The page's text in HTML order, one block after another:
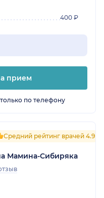
400 ₽
прием
по телефону
Средний рейтинг врачей 4.9
Мамина-Сибиряка